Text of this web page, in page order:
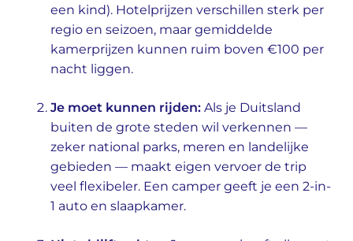
een kind). Hotelprijzen verschillen sterk per
regio en seizoen, maar gemiddelde
kamerprijzen kunnen ruim boven €100 per
nacht liggen.
Je moet kunnen rijden: Als je Duitsland
buiten de grote steden wil verkennen —
zeker national parks, meren en landelijke
gebieden — maakt eigen vervoer de trip
veel flexibeler. Een camper geeft je een 2-in-
1 auto en slaapkamer.